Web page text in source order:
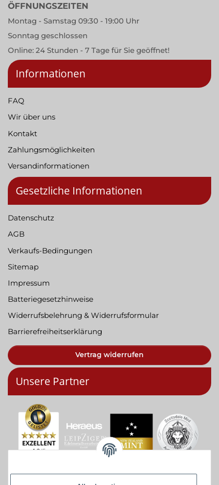
ÖFFNUNGSZEITEN
Montag - Samstag 09:30 - 19:00 Uhr
Sonntag geschlossen
Online: 24 Stunden - 7 Tage für Sie geöffnet!
Informationen
FAQ
Wir über uns
Kontakt
Zahlungsmöglichkeiten
Versandinformationen
Gesetzliche Informationen
Datenschutz
AGB
Verkaufs-Bedingungen
Sitemap
Impressum
Batteriegesetzhinweise
Widerrufsbelehrung & Widerrufsformular
Barrierefreiheitserklärung
Vertrag widerrufen
Unsere Partner